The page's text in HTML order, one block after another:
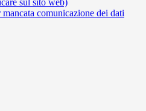
sul sito web)
mancata comunicazione dei dati